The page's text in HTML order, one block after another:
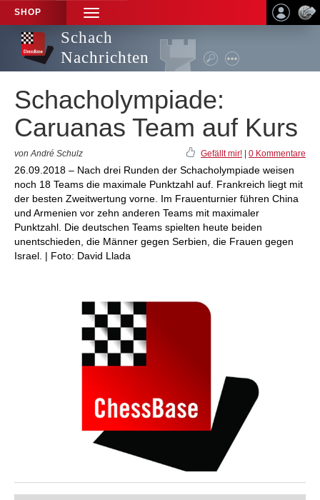
SHOP
TOGGLE
NAVIGATION
Schach
Nachrichten
Schacholympiade:
Caruanas Team auf Kurs
von André Schulz Gefällt mir! 0 Kommentare
26.09.2018 – Nach drei Runden der Schacholympiade weisen
noch 18 Teams die maximale Punktzahl auf. Frankreich liegt mit
der besten Zweitwertung vorne. Im Frauenturnier führen China
und Armenien vor zehn anderen Teams mit maximaler
Punktzahl. Die deutschen Teams spielten heute beiden
unentschieden, die Männer gegen Serbien, die Frauen gegen
Israel. | Foto: David Llada